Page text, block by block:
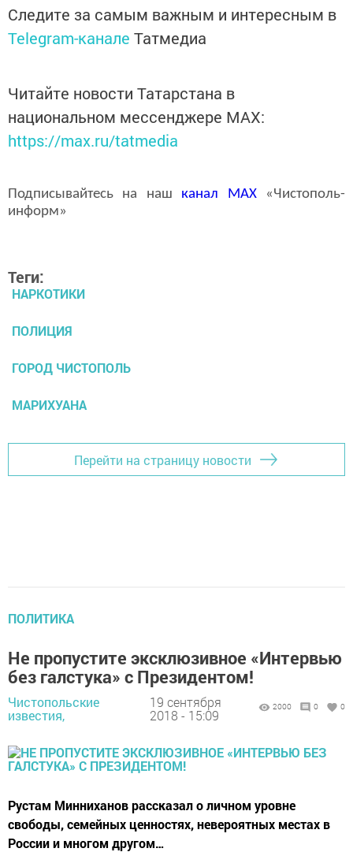
Следите за самым важным и интересным в
Telegram-канале Татмедиа
Читайте новости Татарстана в
национальном мессенджере MАХ:
https://max.ru/tatmedia
Подписывайтесь на наш канал MAX«Чистополь-
информ»
Теги:
НАРКОТИКИ
ПОЛИЦИЯ
ГОРОД ЧИСТОПОЛЬ
МАРИХУАНА
Перейти на страницу новости
ПОЛИТИКА
Не пропустите эксклюзивное «Интервью
без галстука» с Президентом!
Чистопольские
известия,
19 сентября
2018 - 15:09
2000 0 0
Рустам Минниханов рассказал о личном уровне
свободы, семейных ценностях, невероятных местах в
России и многом другом…